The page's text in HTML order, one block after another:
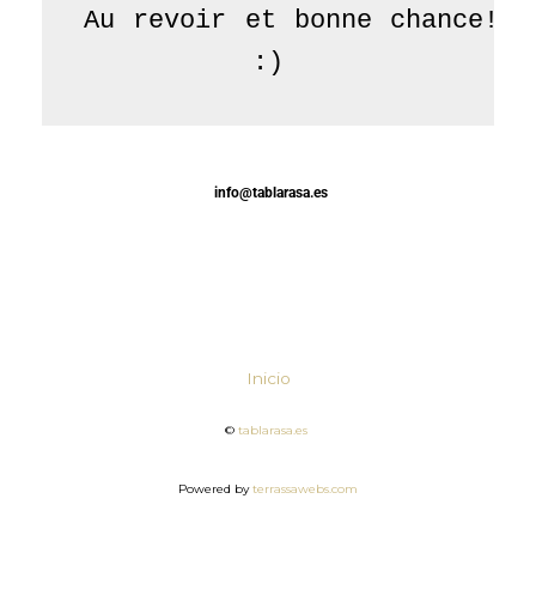
Au revoir et bonne chance!
:)
info@tablarasa.es
Inicio
© tablarasa.es
Powered byterrassawebs.com